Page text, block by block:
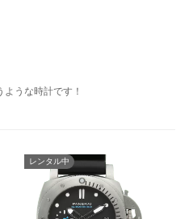
うな時計です！
レンタル中